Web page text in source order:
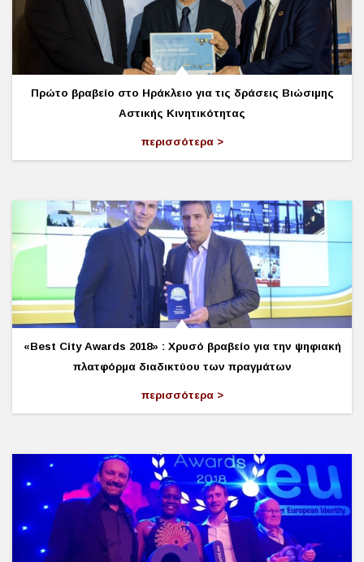
Πρώτο βραβείο στο Ηράκλειο για τις δράσεις Βιώσιμης
Αστικής Κινητικότητας
περισσότερα
«Best City Awards 2018» : Χρυσό βραβείο για την ψηφιακή
πλατφόρμα διαδικτύου των πραγμάτων
περισσότερα